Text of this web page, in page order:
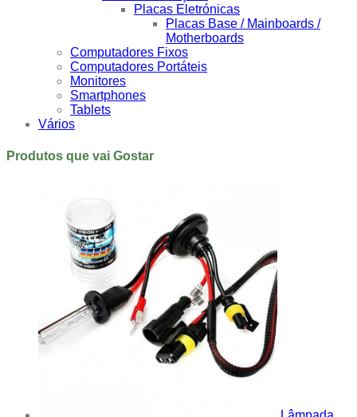
Placas Eletrónicas
Placas Base / Mainboards /
Motherboards
Computadores Fixos
Computadores Portáteis
Monitores
Smartphones
Tablets
Vários
Produtos que vai Gostar